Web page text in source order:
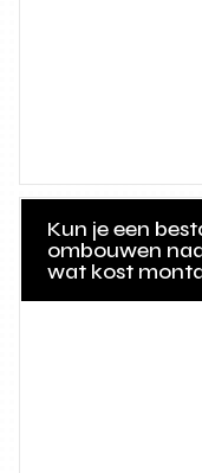
Kun je een
ombouwen
wat kost